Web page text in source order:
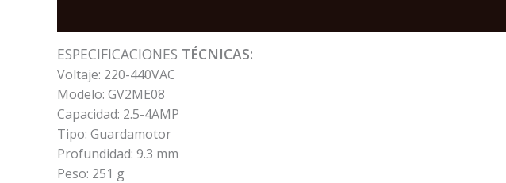
ESPECIFICACIONES TÉCNICAS:
Voltaje: 220-440VAC
Modelo: GV2ME08
Capacidad: 2.5-4AMP
Tipo: Guardamotor
Profundidad: 9.3 mm
Peso: 251 g